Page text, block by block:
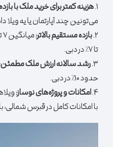
۱.هزینه کمتر برای خرید ملک با بازده
می‌تونین چند آپارتمان یا یه
۲.بازده مستقیم بالاتر:
تا ۷٪ در دبی.
۳.رشد سالانه ارزش ملک
حدود ۱۰٪ در دبی.
۴.امکانات و پروژه‌های نوساز:
با امکانات کامل در قبرس شمالی،